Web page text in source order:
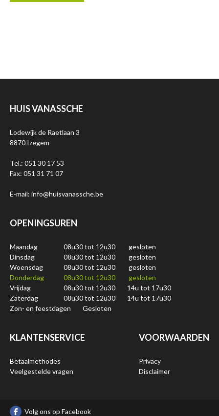
HUIS VANASSCHE
Lodewijk de Raetlaan 3
8870 Izegem
Tel.: 051 30 17 53
Fax: 051 31 71 07
E-mail: info@huisvanassche.be
OPENINGSUREN
Maandag 08u30 tot 12u30
gesloten
Dinsdag
08u30 tot 12u30
gesloten
Woensdag
08u30 tot 12u30
gesloten
Donderdag
08u30 tot 12u30
gesloten
Vrijdag
08u30 tot 12u30
14u tot 17u30
Zaterdag
08u30 tot 12u30
14u tot 17u30
Zon- en feestdagen
Gesloten
KLANTENSERVICE
Betaalmethodes
Veelgestelde vragen
VOORWAARDEN
Privacy
Disclaimer
Volg ons op Facebook